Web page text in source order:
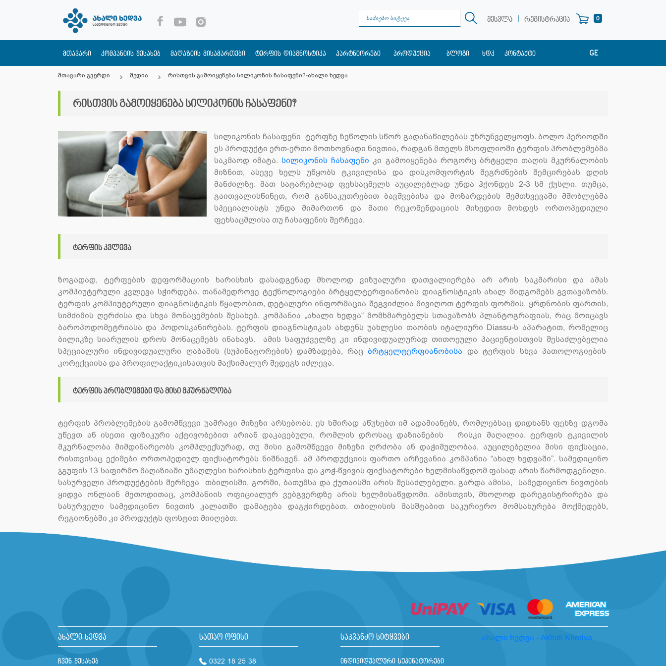
შესვლა | რეგისტრაცია 0
მთავარი კომპანიის შესახებ მაღაზიის მისამართები ტერფის დიაგნოსტიკა პარტნიორები პროდუქცია ბლოგი ხდკ კონტაქტი GE
მთავარი გვერდი მედია რისთვის გამოიყენება სილიკონის ჩასაფენი?-ახალი ხედვა
რისთვის გამოიყენება სილიკონის ჩასაფენი?
სილიკონის ჩასაფენი ტერფზე ზეწოლის სწორ გადანაწილებას უზრუნველყოფს. ბოლო პერიოდში
ეს პროდუქტი ერთ-ერთი მოთხოვნადი ნივთია, რადგან მთელს მსოფლიოში ტერფის პრობლემებმა
საკმაოდ იმატა. სილიკონის ჩასაფენი კი გამოიყენება როგორც ბრტყელი თაღის მკურნალობის
მიზნით, ასევე ხელს უწყობს ტკივილისა და დისკომფორტის შეგრძნების შემცირებას დღის
მანძილზე. მათ სატარებლად ფეხსაცმელს აუცილებლად უნდა ჰქონდეს 2-3 სმ ქუსლი. თუმცა,
გაითვალისწინეთ, რომ განსაკუთრებით ბავშვებისა და მოზარდების შემთხვევაში მშობლებმა
სპეციალისტს უნდა მიმართონ და მათი რეკომენდაციის მიხედით მოხდეს ორთოპედიული
ფეხსაცმლისა თუ ჩასაფენის შერჩევა.
ტერფის კვლევა
ზოგადად, ტერფების დეფორმაციის ხარისხის დასადგენად მხოლოდ ვიზუალური დათვალიერება არ არის საკმარისი და ამას
კომპიუტერული კვლევა სჭირდება. თანამედროვე ტექნოლოგიები ბრტყელტერფიანობის დიაგნოსტიკის ახალ მიდგომებს გვთავაზობს.
ტერფის კომპიუტერული დიაგნოსტიკის წყალობით, დეტალური ინფორმაცია შეგვიძლია მივიღოთ ტერფის ფორმის, ყრდნობის ფართის,
სიმძიმის ღერძისა და სხვა მონაცემების შესახებ. კომპანია „ახალი ხედვა“ მომხმარებელს სთავაზობს პლანტოგრაფიას, რაც მოიცავს
ბაროპოდომეტრიასა და პოდოსკანირებას. ტერფის დიაგნოსტიკას ახდენს უახლესი თაობის იტალიური Diassu-ს აპარატით, რომელიც
ბილიკზე სიარულის დროს მონაცემებს ინახავს. ამის საფუძველზე კი ინდივიდუალურად თითოეული პაციენტისთვის შესაძლებელია
სპეციალური ინდივიდუალური ღაბაშის (სუპინატორების) დამზადება, რაცბრტყელტერფიანობისა და ტერფის სხვა პათოლოგიების
კორექციისა და პროფილაქტიკისათვის მაქსიმალურ შედეგს იძლევა.
ტერფის პრობლემები და მისი მკურნალობა
ტერფის პრობლემების გამომწვევი უამრავი მიზეზი არსებობს. ეს ხშირად აწუხებთ იმ ადამიანებს, რომლებსაც დიდხანს ფეხზე დგომა
უწევთ ან ისეთი ფიზიკური აქტივობებით არიან დაკავებული, რომლის დროსაც დაზიანების რისკი მაღალია. ტერფის ტკივილის
მკურნალობა მიმდინარეობს კომპლექსურად, თუ მისი გამომწვევი მიზეზი ღრძობა ან დაჭიმულობაა, აუცილებელია მისი ფიქსაცია,
რისთვისაც ექიმები ორთოპედიულ ფიქსატორებს ნიშნავენ. ამ პროდუქციის ფართო არჩევანია კომპანია “ახალ ხედვაში”. სამედიცინო
ჯგუფის 13 საფირმო მაღაზიაში უმაღლესი ხარისხის ტერფისა და კოჭ-წვივის ფიქსატორები ხელმისაწვდომ ფასად არის წარმოდგენილი.
სასურველი პროდუქტების შერჩევა თბილისში, გორში, ბათუმსა და ქუთაისში არის შესაძლებელი. გარდა ამისა, სამედიცინო ნივთების
ყიდვა ონლაინ მეთოდითაც, კომპანიის ოფიციალურ ვებგვერდზე არის ხელმისაწვდომი. ამისთვის, მხოლოდ დარეგისტრირება და
სასურველი სამედიცინო ნივთის კალათში დამატება დაგჭირდებათ. თბილისის მასშტაბით საკურიერო მომსახურება მოქმედებს,
რეგიონებში კი პროდუქტს ფოსტით მიიღებთ.
ახალი ხედვა
ჩვენ შესახებ
სათაო ოფისი
0322 18 25 38
საკვანძო სიტყვები
ინდივიდუალური სუპინატორები
ახალი ხედვა - Akhali Khedva